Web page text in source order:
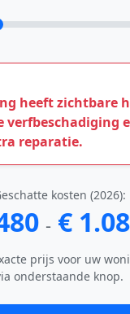
heeft zichtbare
verfbeschadiging
reparatie.
kosten (2026):
- €
prijs voor uw
onderstaande knop.